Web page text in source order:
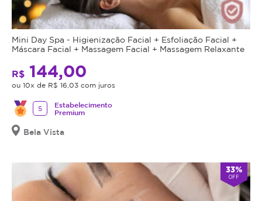
Mini Day Spa - Higienização Facial + Esfoliação Facial +
Máscara Facial + Massagem Facial + Massagem Relaxante
R$ 144,00
ou 10x de R$ 16,03 com juros
5
Estabelecimento
Premium
Bela Vista
33%
OFF